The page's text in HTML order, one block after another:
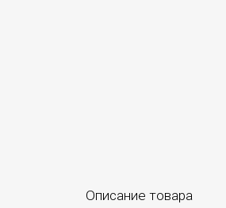
Описание товара